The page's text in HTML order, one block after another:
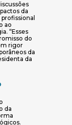
da
ao
“Esses
do
rigor
da
da
da